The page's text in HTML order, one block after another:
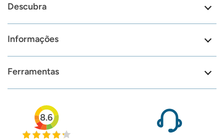
Descubra
Informações
Ferramentas
8.6